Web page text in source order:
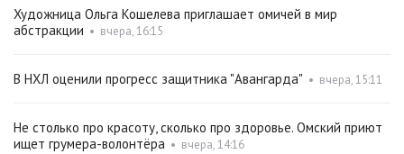
Художница Ольга Кошелева приглашает омичей в мир
абстракции • вчера, 16:15
В НХЛ оценили прогресс защитника "Авангарда" • вчера, 15:11
Не столько про красоту, сколько про здоровье. Омский приют
ищет грумера-волонтёра • вчера, 14:16